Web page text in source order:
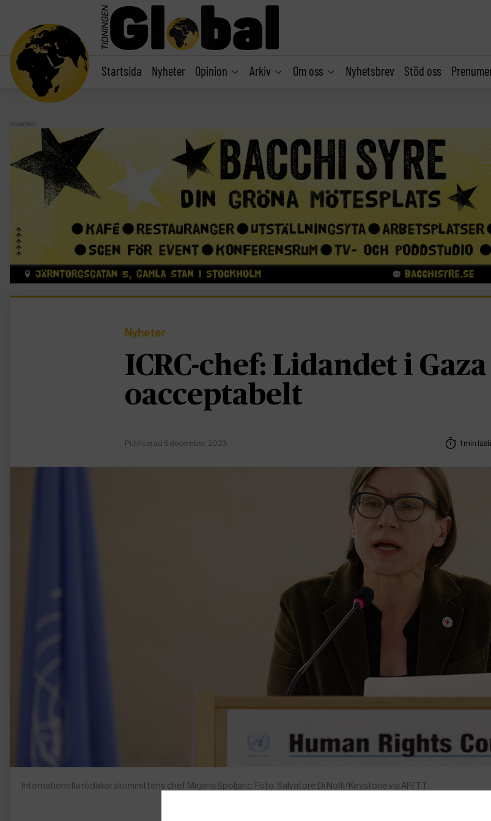
Startsida Nyheter Opinion Arkiv Om oss Nyhetsbrev Stöd oss
ANNONS
Nyheter
ICRC-chef: Lidandet i Gaza
oacceptabelt
Publicerad 5 december, 2023 1 min
Internationella rödakorskommitténs chef Mirjana Spoljaric. Foto: Salvatore Di Nolfi/Keystone via AP/TT